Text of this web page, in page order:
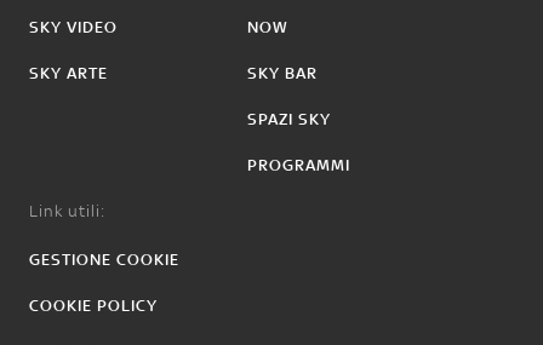
SKY VIDEO
SKY ARTE
NOW
SKY BAR
SPAZI SKY
PROGRAMMI
Link utili:
GESTIONE COOKIE
COOKIE POLICY